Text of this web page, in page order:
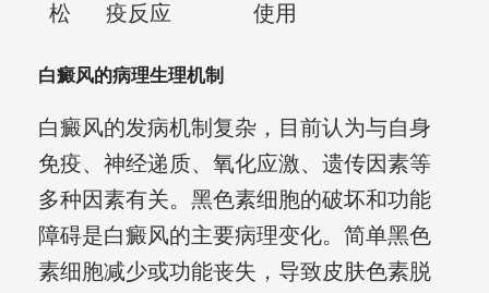
松
疫反应
使用
白癜风的病理生理机制
白癜风的发病机制复杂，目前认为与自身
免疫、神经递质、氧化应激、遗传因素等
多种因素有关。黑色素细胞的破坏和功能
障碍是白癜风的主要病理变化。简单黑色
素细胞减少或功能丧失，导致皮肤色素脱